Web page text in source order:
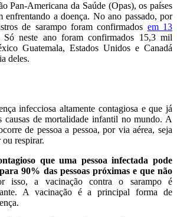
Pan-Americana da Saúde (Opas), os países
enfrentando a doença. No ano passado, por
de sarampo foram confirmados em 13
Só neste ano foram confirmados 15,3 mil
Guatemala, Estados Unidos e Canadá
deles.
infecciosa altamente contagiosa e que já
causas de mortalidade infantil no mundo. A
de pessoa a pessoa, por via aérea, seja
ou respirar.
que uma pessoa infectada pode
90% das pessoas próximas e que não
isso, a vacinação contra o sarampo é
A vacinação é a principal forma de